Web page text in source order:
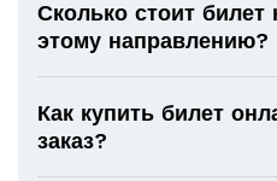
Сколько стоит билет
этому направлению?
Как купить билет
заказ?